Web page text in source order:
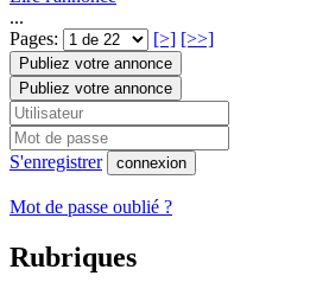
...
Pages:
[>] [>>]
Publiez votre annonce
Publiez votre annonce
S'enregistrer connexion
Mot de passe oublié ?
Rubriques